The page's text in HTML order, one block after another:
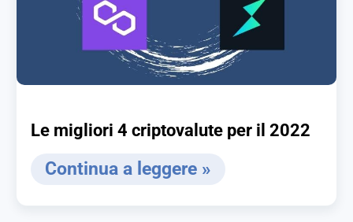
Le migliori 4 criptovalute per il 2022
Continua a leggere »